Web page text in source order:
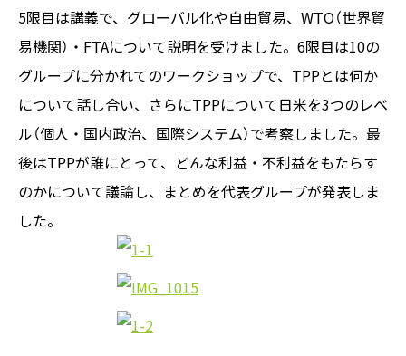
5限目は講義で、グローバル化や自由貿易、WTO（世界貿
易機関）・FTAについて説明を受けました。6限目は10の
グループに分かれてのワークショップで、TPPとは何か
について話し合い、さらにTPPについて日米を3つのレベ
ル（個人・国内政治、国際システム）で考察しました。最
後はTPPが誰にとって、どんな利益・不利益をもたらす
のかについて議論し、まとめを代表グループが発表しま
した。